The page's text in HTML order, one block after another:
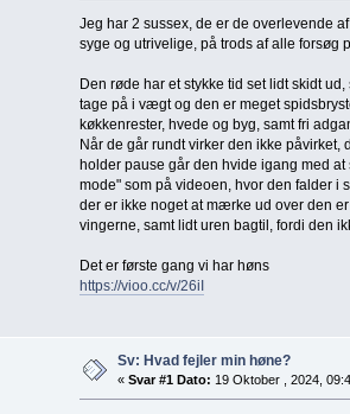
Jeg har 2 sussex, de er de overlevende
syge og utrivelige, på trods af alle forsøg
Den røde har et stykke tid set lidt skidt
tage på i vægt og den er meget
køkkenrester, hvede og byg, samt fri
Når de går rundt virker den ikke påvirket,
holder pause går den hvide igang med
mode" som på videoen, hvor den falder i
der er ikke noget at mærke ud over den
vingerne, samt lidt uren bagtil, fordi den
Det er første gang vi har høns
https://vioo.cc/v/26iI
Sv: Hvad fejler min høne?
« Svar #1 Dato: 19 Oktober , 2024,